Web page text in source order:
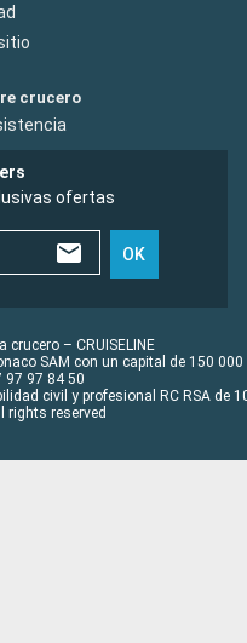
crucero
ofertas
OK
– CRUISELINE
SAM con un capital de 150 000
97 97 84 50
civil y profesional RC RSA de
rights reserved